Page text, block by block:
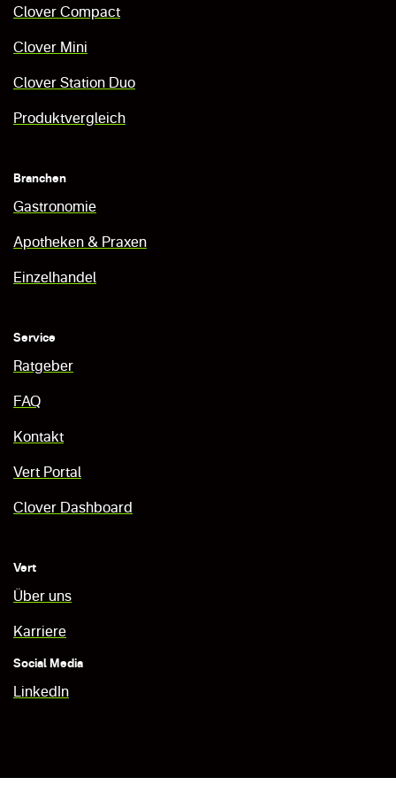
Clover Compact
Clover Mini
Clover Station Duo
Produktvergleich
Branchen
Gastronomie
Apotheken & Praxen
Einzelhandel
Service
Ratgeber
FAQ
Kontakt
Vert Portal
Clover Dashboard
Vert
Über uns
Karriere
Social Media
LinkedIn